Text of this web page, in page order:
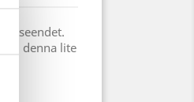
utseendet.
denna lite